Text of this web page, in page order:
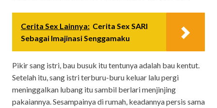
Cerita Sex Lainnya: Cerita Sex SARI
Sebagai Imajinasi Senggamaku
Pikir sang istri, bau busuk itu tentunya adalah bau kentut.
Setelah itu, sang istri terburu-buru keluar lalu pergi
meninggalkan lubang itu sambil berlari menjinjing
pakaiannya. Sesampainya di rumah, keadannya persis sama